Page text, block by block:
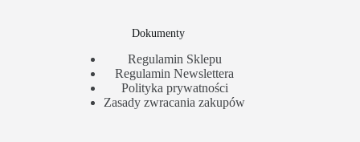
Dokumenty
Regulamin Sklepu
Regulamin Newslettera
Polityka prywatności
Zasady zwracania zakupów